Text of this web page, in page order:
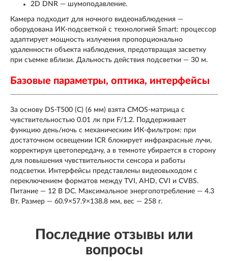
2D DNR — шумоподавление.
Камера подходит для ночного видеонаблюдения —
оборудована ИК-подсветкой с технологией Smart: процессор
адаптирует мощность излучения пропорционально
удаленности объекта наблюдения, предотвращая засветку
при съемке вблизи. Дальность действия подсветки — 30 м.
Базовые параметры, оптика, интерфейсы
За основу DS-T500 (C) (6 мм) взята CMOS-матрица с
чувствительностью 0.01 лк при F/1.2. Поддерживает
функцию день/ночь с механическим ИК-фильтром: при
достаточном освещении ICR блокирует инфракрасные лучи,
корректируя цветопередачу, а в темноте убирается в сторону
для повышения чувствительности сенсора и работы
подсветки. Интерфейсы представлены видеовыходом с
переключением форматов между TVI, AHD, CVI и CVBS.
Питание — 12 В DC. Максимальное энергопотребление — 4.3
Вт. Размер — 60.9×57.9×138.8 мм, вес — 258 г.
Последние отзывы или
вопросы